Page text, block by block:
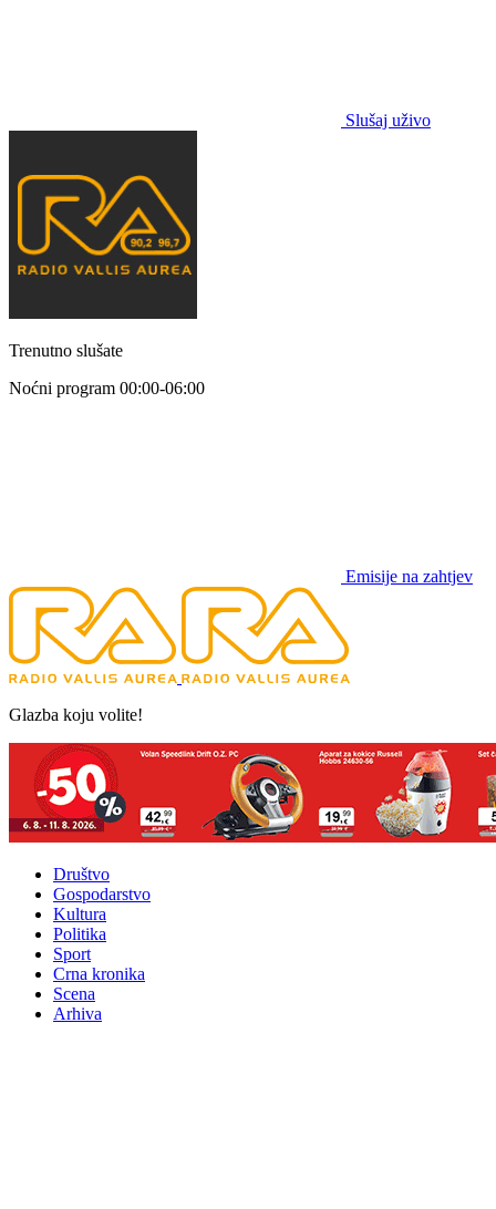
Slušaj uživo
Trenutno slušate
Noćni program 00:00-06:00
Emisije na zahtjev
Glazba koju volite!
Društvo
Gospodarstvo
Kultura
Politika
Sport
Crna kronika
Scena
Arhiva